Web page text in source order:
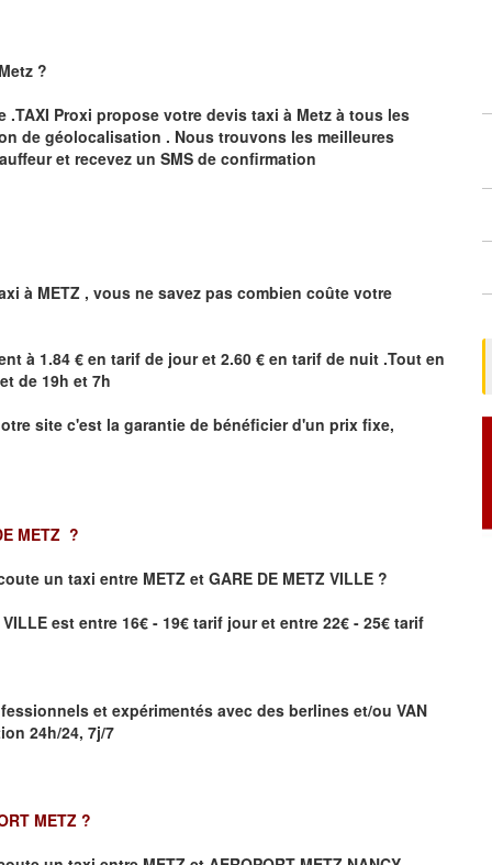
?
.TAXI Proxi propose votre devis taxi à Metz à tous les
de géolocalisation . Nous trouvons les meilleures
et recevez un SMS de confirmation
à METZ , vous ne savez pas combien coûte votre
à 1.84 € en tarif de jour et 2.60 € en tarif de nuit .Tout en
de 19h et 7h
sitec'est la garantie de bénéficier d'un prix fixe,
METZ ?
un taxi entre METZ et GARE DE METZ VILLE ?
est entre 16€ - 19€ tarif jour et entre 22€ - 25€ tarif
et expérimentés avec des berlines et/ou VAN
24h/24, 7j/7
METZ ?